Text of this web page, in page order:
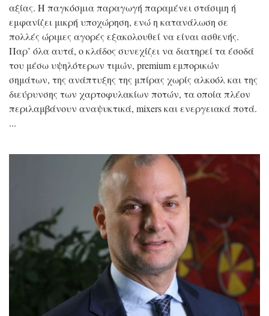
αξίας. Η παγκόσμια παραγωγή παραμένει στάσιμη ή
εμφανίζει μικρή υποχώρηση, ενώ η κατανάλωση σε
πολλές ώριμες αγορές εξακολουθεί να είναι ασθενής.
Παρ’ όλα αυτά, ο κλάδος συνεχίζει να διατηρεί τα έσοδά
του μέσω υψηλότερων τιμών, premium εμπορικών
σημάτων, της ανάπτυξης της μπίρας χωρίς αλκοόλ και της
διεύρυνσης των χαρτοφυλακίων ποτών, τα οποία πλέον
περιλαμβάνουν αναψυκτικά, mixers και ενεργειακά ποτά.